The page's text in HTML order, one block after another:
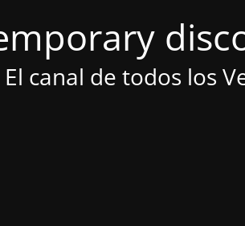
El canal de todos los